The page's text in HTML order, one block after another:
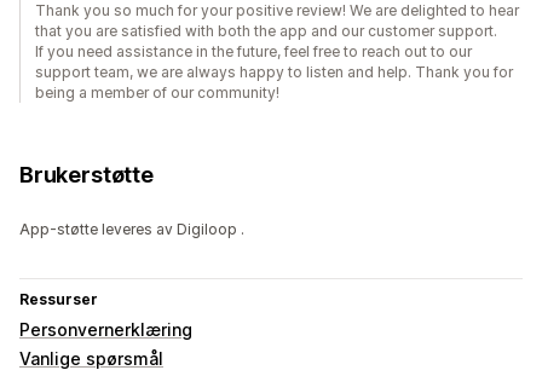
Thank you so much for your positive review! We are delighted to hear
that you are satisfied with both the app and our customer support.
If you need assistance in the future, feel free to reach out to our
support team, we are always happy to listen and help. Thank you for
being a member of our community!
Brukerstøtte
App-støtte leveres av Digiloop .
Ressurser
Personvernerklæring
Vanlige spørsmål